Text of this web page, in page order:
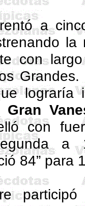
a
con
lograría
Gran
con
84” para